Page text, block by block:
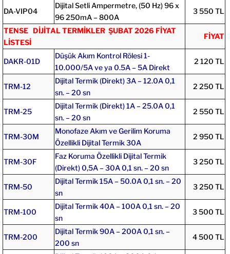
DA-VIP04
Dijital Setli Ampermetre, (50 Hz) 96 x
96 250mA – 800A
3 550 TL
TENSE DİJİTAL TERMİKLER ŞUBAT 2026 FİYAT
LİSTESİ
FİYAT
DAKR-01D
Düşük Akım Kontrol Rölesi 1-
10.000/5A ve ya 0.5A – 5A Direkt
2 120 TL
TRM-12
Dijital Termik (Direkt) 3A – 12.0A 0,1
sn. – 20 sn
2 250 TL
TRM-25
Dijital Termik (Direkt) 1A – 25.0A 0,1
sn. – 20 sn
2 550 TL
TRM-30M
Monofaze Akım ve Gerilim Koruma
Özellikli Dijital Termik 30A
2 950 TL
TRM-30F
Faz Koruma Özellikli Dijital Termik
(Direkt) 0,5A – 30A 0,1 sn. – 20 sn
3 250 TL
TRM-50
Dijital Termik 15A – 50.0A 0,1 sn. – 20
sn
3 250 TL
TRM-100
Dijital Termik 40A – 100A 0,1 sn. – 20
sn
3 500 TL
TRM-200
Dijital Termik 90A – 200A 0,1 sn. –
200 sn
4 500 TL